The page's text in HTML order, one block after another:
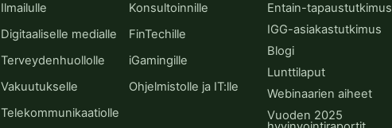
Ilmailulle
Konsultoinnille
Digitaaliselle medialle
FinTechille
Terveydenhuollolle
iGamingille
Vakuutukselle
Ohjelmistolle ja IT:lle
Telekommunikaatiolle
Entain-tapaustutkimus
IGG-asiakastutkimus
Blogi
Lunttilaput
Webinaarien aiheet
Vuoden 2025